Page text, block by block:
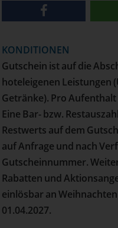
KONDITIONEN
Gutschein ist auf die
hoteleigenen Leistungen
Getränke). Pro
Eine Bar- bzw.
Restwerts auf dem
auf Anfrage und nach
Gutscheinnummer.
Rabatten und
einlösbar an
01.04.2027.